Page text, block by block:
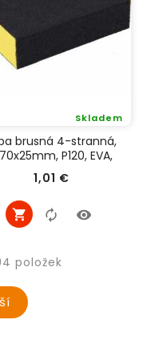
brusná 4-stranná,
P120, EVA,
PREMIUM 8803665
1,01 €
Skladem
položek